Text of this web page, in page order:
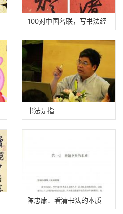
100对中国名联，写书法经
常用！
书法是指
陈忠康：看清书法的本质